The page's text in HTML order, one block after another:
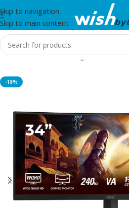
Skip to navigation
Skip to main content
Home/Monitor/Gaming Monitors
-18%